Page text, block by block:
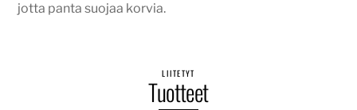
jotta panta suojaa korvia.
LIITETYT
Tuotteet